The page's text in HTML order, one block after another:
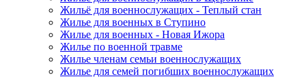
Жильё для военнослужащих - Теплый стан
Жилье для военных в Ступино
Жилье для военных - Новая Ижора
Жилье по военной травме
Жилье членам семьи военнослужащих
Жилье для семей погибших военнослужащих